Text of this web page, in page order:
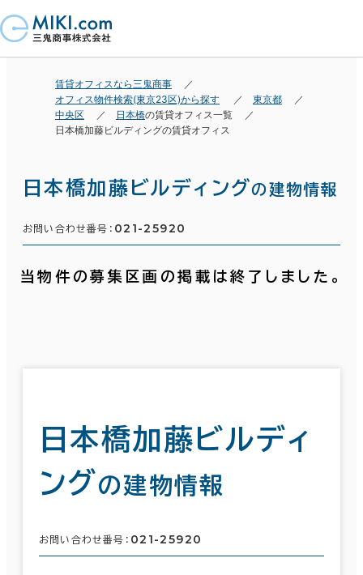
賃貸オフィスなら三鬼商事
オフィス物件検索(東京23区)から探す
東京都
中央区
日本橋の賃貸オフィス一覧
日本橋加藤ビルディングの賃貸オフィス
日本橋加藤ビルディングの建物情報
お問い合わせ番号： 021-25920
当物件の募集区画の掲載は終了しました。
日本橋加藤ビルディ
ングの建物情報
お問い合わせ番号： 021-25920